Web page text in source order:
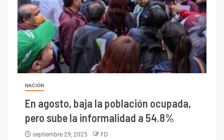
NACIÓN
En agosto, baja la población ocupada,
pero sube la informalidad a 54.8%
septiembre 29, 2025 FD